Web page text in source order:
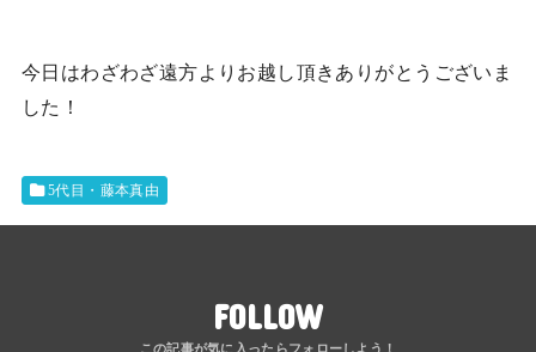
今日はわざわざ遠方よりお越し頂きありがとうございま
した！
5代目・藤本真由
FOLLOW